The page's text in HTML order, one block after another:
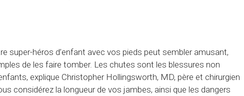
super-héros d’enfant avec vos pieds peut sembler amusant,
de les faire tomber. Les chutes sont les blessures non
explique Christopher Hollingsworth, MD, père et chirurgien
considérez la longueur de vos jambes, ainsi que les dangers